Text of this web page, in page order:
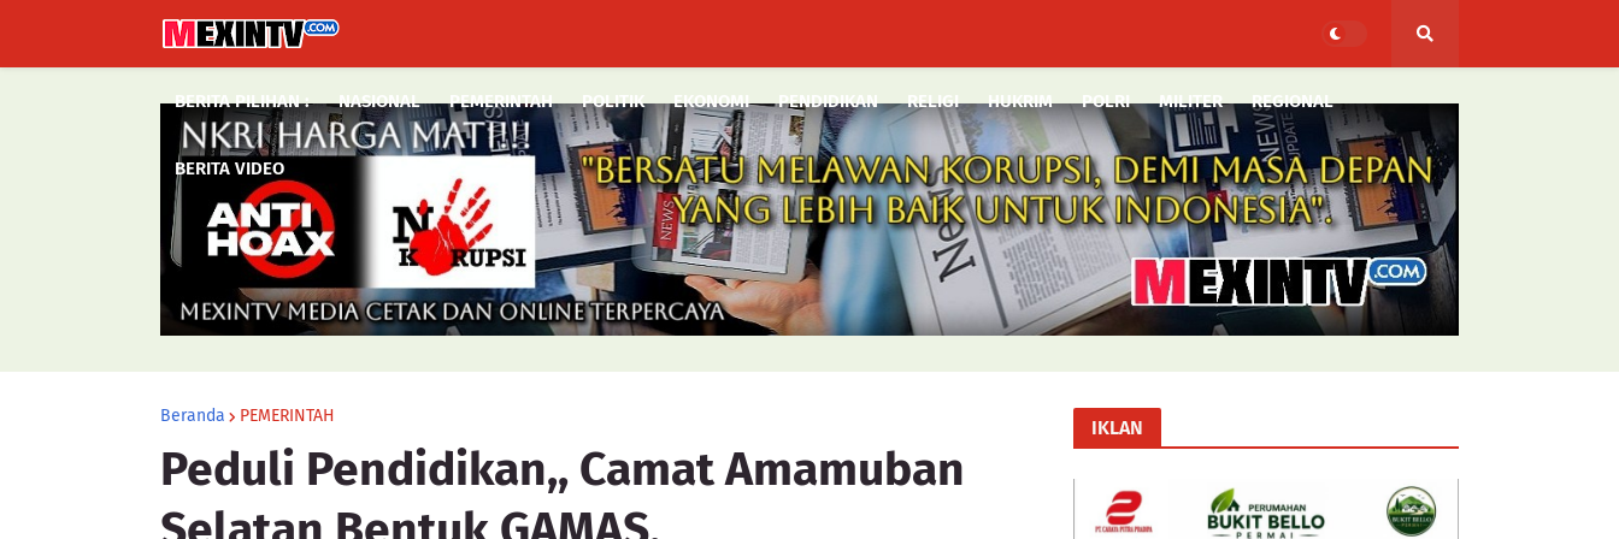
BERITA PILIHAN : NASIONAL PEMERINTAH POLITIK EKONOMI PENDIDIKAN RELIGI HUKRIM POLRI MILITER REGIONAL
BERITA VIDEO
Beranda PEMERINTAH
Peduli Pendidikan,, Camat Amamuban
IKLAN